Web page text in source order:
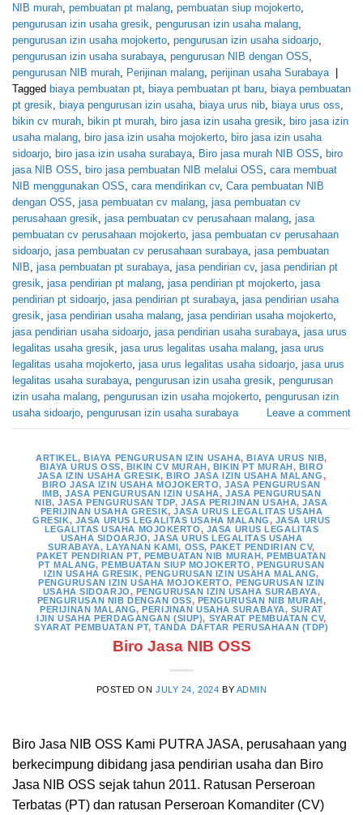
NIB murah, pembuatan pt malang, pembuatan siup mojokerto,
pengurusan izin usaha gresik, pengurusan izin usaha malang,
pengurusan izin usaha mojokerto, pengurusan izin usaha sidoarjo,
pengurusan izin usaha surabaya, pengurusan NIB dengan OSS,
pengurusan NIB murah, Perijinan malang, perijinan usaha Surabaya
Tagged biaya pembuatan pt, biaya pembuatan pt baru, biaya pembuatan
pt gresik, biaya pengurusan izin usaha, biaya urus nib, biaya urus oss,
bikin cv murah, bikin pt murah, biro jasa izin usaha gresik, biro jasa izin
usaha malang, biro jasa izin usaha mojokerto, biro jasa izin usaha
sidoarjo, biro jasa izin usaha surabaya, Biro jasa murah NIB OSS, biro
jasa NIB OSS, biro jasa pembuatan NIB melalui OSS, cara membuat
NIB menggunakan OSS, cara mendirikan cv, Cara pembuatan NIB
dengan OSS, jasa pembuatan cv malang, jasa pembuatan cv
perusahaan gresik, jasa pembuatan cv perusahaan malang, jasa
pembuatan cv perusahaan mojokerto, jasa pembuatan cv perusahaan
sidoarjo, jasa pembuatan cv perusahaan surabaya, jasa pembuatan
NIB, jasa pembuatan pt surabaya, jasa pendirian cv, jasa pendirian pt
gresik, jasa pendirian pt malang, jasa pendirian pt mojokerto, jasa
pendirian pt sidoarjo, jasa pendirian pt surabaya, jasa pendirian usaha
gresik, jasa pendirian usaha malang, jasa pendirian usaha mojokerto,
jasa pendirian usaha sidoarjo, jasa pendirian usaha surabaya, jasa urus
legalitas usaha gresik, jasa urus legalitas usaha malang, jasa urus
legalitas usaha mojokerto, jasa urus legalitas usaha sidoarjo, jasa urus
legalitas usaha surabaya, pengurusan izin usaha gresik, pengurusan
izin usaha malang, pengurusan izin usaha mojokerto, pengurusan izin
usaha sidoarjo, pengurusan izin usaha surabaya Leave a comment
ARTIKEL,BIAYA PENGURUSAN IZIN USAHA,BIAYA URUS NIB,
BIAYA URUS OSS, BIKIN CV MURAH, BIKIN PT MURAH, BIRO
JASA IZIN USAHA GRESIK,BIRO JASA IZIN USAHA MALANG,
BIRO JASA IZIN USAHA MOJOKERTO,JASA PENGURUSAN
IMB,JASA PENGURUSAN IZIN USAHA,JASA PENGURUSAN
NIB,JASA PENGURUSAN TDP, JASA PERIJINAN USAHA,JASA
PERIJINAN USAHA GRESIK,JASA URUS LEGALITAS USAHA
GRESIK, JASA URUS LEGALITAS USAHA MALANG, JASA URUS
LEGALITAS USAHA MOJOKERTO, JASA URUS LEGALITAS
USAHA SIDOARJO,JASA URUS LEGALITAS USAHA
SURABAYA, LAYANAN KAMI, OSS,PAKET PENDIRIAN CV,
PAKET PENDIRIAN PT, PEMBUATAN NIB MURAH,PEMBUATAN
PT MALANG,PEMBUATAN SIUP MOJOKERTO,PENGURUSAN
IZIN USAHA GRESIK, PENGURUSAN IZIN USAHA MALANG,
PENGURUSAN IZIN USAHA MOJOKERTO, PENGURUSAN IZIN
USAHA SIDOARJO, PENGURUSAN IZIN USAHA SURABAYA,
PENGURUSAN NIB DENGAN OSS, PENGURUSAN NIB MURAH,
PERIJINAN MALANG,PERIJINAN USAHA SURABAYA, SURAT
IJIN USAHA PERDAGANGAN (SIUP), SYARAT PEMBUATAN CV,
SYARAT PEMBUATAN PT,TANDA DAFTAR PERUSAHAAN (TDP)
Biro Jasa NIB OSS
POSTED ONJULY 24, 2024 BY ADMIN
Biro Jasa NIB OSS Kami PUTRA JASA, perusahaan yang
berkecimpung dibidang jasa pendirian usaha dan Biro
Jasa NIB OSS sejak tahun 2011. Ratusan Perseroan
Terbatas (PT) dan ratusan Perseroan Komanditer (CV)